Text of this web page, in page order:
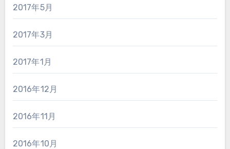
2017年5月
2017年3月
2017年1月
2016年12月
2016年11月
2016年10月